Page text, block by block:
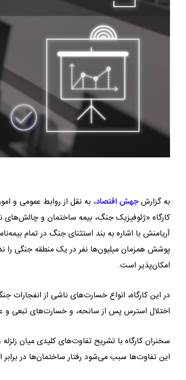
به گزارشجهش اقتصاد، به نقل از روابط عمومی و
کارگاه «ژئوفیزیک جنگ، بیمه ساختمان و چالش‌های
آریامنش با اشاره به بند استثنای جنگ در تمام
پوشش همزمان میلیون‌ها نفر در یک منطقه جنگی را
امکان‌پذیر است.
در این کارگاه، انواع خسارت‌های ناشی از
اختلال استرس پس از سانحه، و خسارت‌های تبعی و
سخنران کارگاه با تشریح تفاوت‌های کلیدی میان
این تفاوت‌ها سبب می‌شود رفتار ساختمان‌ها در برابر